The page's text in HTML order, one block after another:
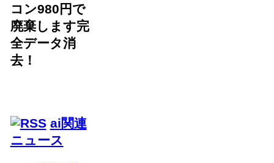
コン980円で
廃棄します完
全データ消
去！
ai関連
ニュース